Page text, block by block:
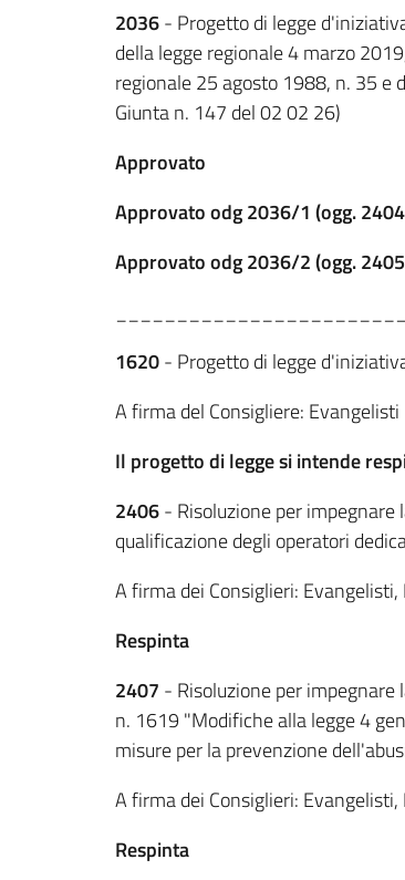
2036- Progetto di legge
della legge regionale 4 marzo
regionale 25 agosto 1988, n. 35 e
Giunta n. 147 del 02 02 26)
Approvato
Approvato odg 2036/1 (ogg.
Approvato odg 2036/2 (ogg.
1620- Progetto di legge
A firma del Consigliere: Evangelisti
Il progetto di legge si intende
2406- Risoluzione per
qualificazione degli operatori
A firma dei Consiglieri:
Respinta
2407 - Risoluzione per
n. 1619 "Modifiche alla legge 4
misure per la prevenzione
A firma dei Consiglieri:
Respinta